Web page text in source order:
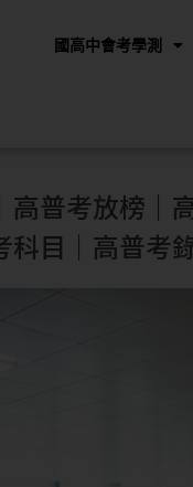
國高中會考學測
高普考放榜｜
科目｜高普考